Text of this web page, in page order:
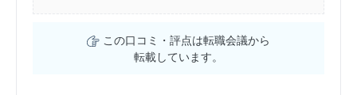
この口コミ・評点は転職会議から
転載しています。